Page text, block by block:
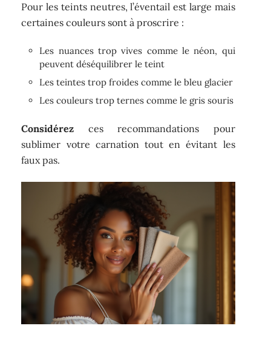
Pour les teints neutres, l’éventail est large mais
certaines couleurs sont à proscrire :
Les nuances trop vives comme le néon, qui
peuvent déséquilibrer le teint
Les teintes trop froides comme le bleu glacier
Les couleurs trop ternes comme le gris souris
Considérez ces recommandations pour
sublimer votre carnation tout en évitant les
faux pas.